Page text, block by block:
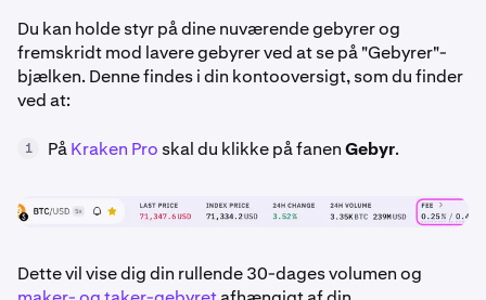
Du kan holde styr på dine nuværende gebyrer og
fremskridt mod lavere gebyrer ved at se på "Gebyrer"-
bjælken. Denne findes i din kontooversigt, som du finder
ved at:
1 PåKraken Pro skal du klikke på fanenGebyr.
Dette vil vise dig din rullende 30-dages volumen og